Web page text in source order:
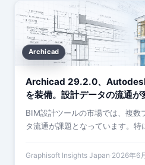
Archicad
Archicad 29.2.0、
を装備。設計データの流通が
BIM設計ツールの市場では、複数
タ流通が課題となっています。
Graphisoft Insights Japan 2026年6